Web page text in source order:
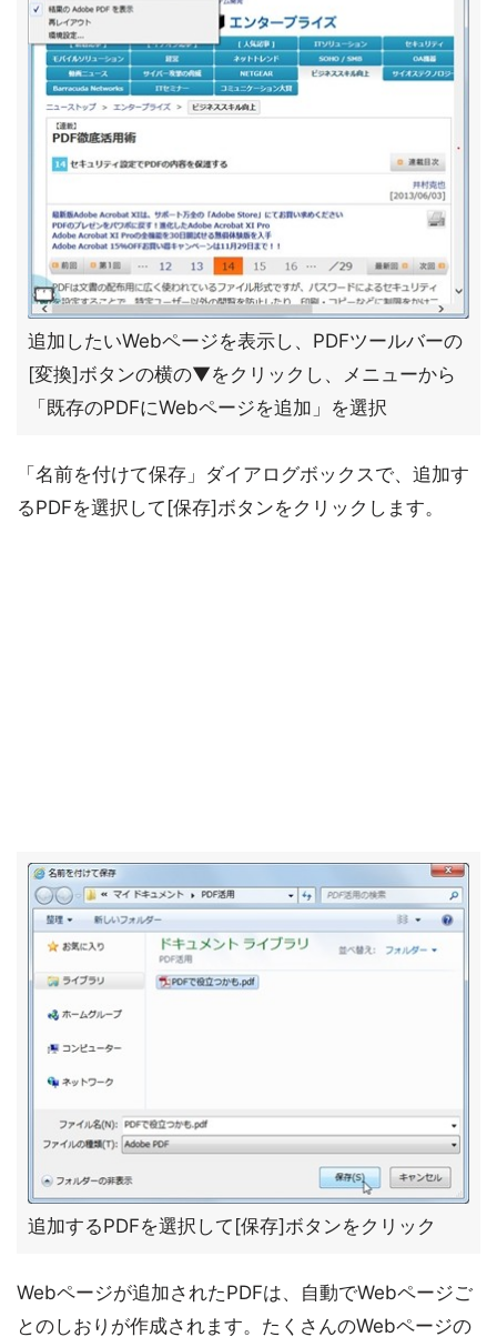
追加したいWebページを表示し、PDFツールバーの
[変換]ボタンの横の▼をクリックし、メニューから
「既存のPDFにWebページを追加」を選択
「名前を付けて保存」ダイアログボックスで、追加す
るPDFを選択して[保存]ボタンをクリックします。
追加するPDFを選択して[保存]ボタンをクリック
Webページが追加されたPDFは、自動でWebページご
とのしおりが作成されます。たくさんのWebページの